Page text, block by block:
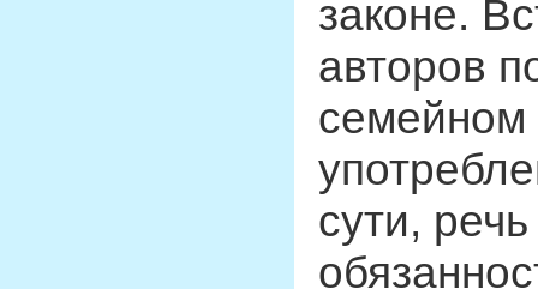
законе.
авторов
семейном
сути,